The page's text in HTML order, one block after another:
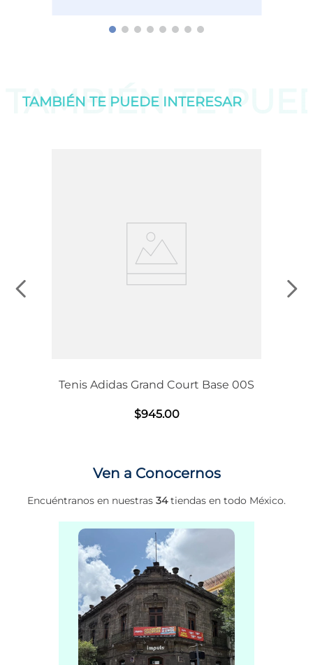
TAMBIÉN TE
TAMBIÉN TE PUEDE INTERESAR
Tenis Adidas Grand Court Base 00S
$945.00
Ven a Conocernos
Encuéntranos en nuestras 34tiendas en todo México.